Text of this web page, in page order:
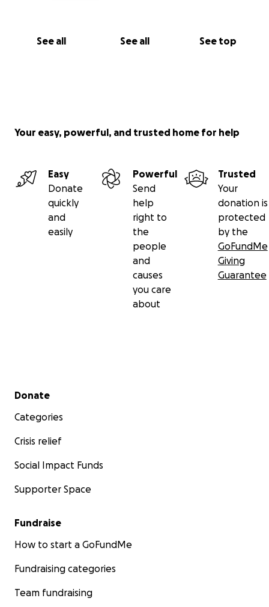
See all See all See top
Your easy, powerful, and trusted home for help
Easy
Donate
quickly
and
easily
Powerful
Send
help
right to
the
people
and
causes
you care
about
Trusted
Your
donation is
protected
by the
GoFundMe
Giving
Guarantee
Secondary menu
Donate
Categories
Crisis relief
Social Impact Funds
Supporter Space
Fundraise
How to start a GoFundMe
Fundraising categories
Team fundraising